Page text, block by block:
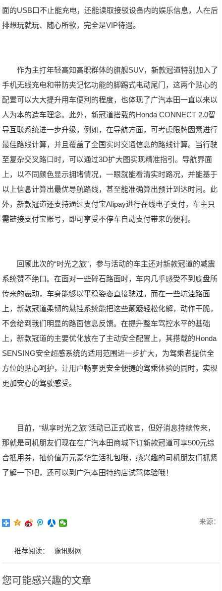
面的USB口不止能充电，还能读取接驳设备内的娱乐信息，人在后
排想玩就玩、随心所欲，完全是VIP待遇。
作为主打年轻高知高职群体的旗舰SUV，新款冠道特别加入了
手机无线充电和带防夹记忆功能的脚踢式电动尾门，这两个贴心的
配置可以大大提升用车便利的程度，也体现了广汽本田一直以来以
人为本的造车理念。此外，新冠道搭载的Honda CONNECT 2.0智
导互联系统进一步升级，例如，在导航方面，可考虑限牌因素进行
最佳路线计算，并且覆盖了全国实时交通信息的路线计算。当行驶
至复杂交叉路口时，可以通过3D扩大图实现精准指引。导航界面
上，以不同颜色显示拥堵情况，一眼就能看清实时路况，并能基于
以上信息计算出最优导航路线，甚至能准确算出预计到达时间。此
外，新款冠道还支持通过支付宝Alipay进行在线电子支付，车主只
需链接支付宝账号，即可享受不停车自动支付带来的便利。
回顾此次的“时光之旅”，参与活动的车主还对新款冠道的减震
系统赞不绝口。在面对一些碎石路面时，车内几乎感受不到底盘所
传来的震动，车身能够以平稳姿态直接驶过。而在一些坑洼路面
上，新款冠道柔韧的悬挂系统能把这些颠簸轻松化解，动作干脆，
不会给到我们明显的路面信息反馈。在提升整车驾控水平的基础
上，新款冠道的主要优化放在了主动安全配置上，其搭载的Honda
SENSING安全超感系统的适用范围进一步扩大，为驾乘者提供全
方位的贴心呵护，让用户畅享更安全便捷的驾乘体验的同时，实现
更加安心的驾驶感受。
目前，“纵享时光之旅”活动已正式收官，但好消息持续传来，
那就是司机朋友们现在在广汽本田商城下订新款冠道可享500元综
合抵用券，抽价值万元豪华生活礼包哦，感兴趣的司机朋友们抓紧
了解一下吧，还可以到广汽本田特约店试驾体验哦！
来源：
推荐阅读： 豫讯财网
您可能感兴趣的文章